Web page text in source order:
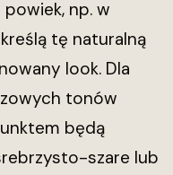
np. w
tę naturalną
look. Dla
tonów
będą
szare lub